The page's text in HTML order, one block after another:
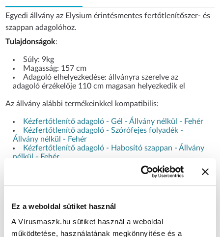
Ez a weboldal sütiket használ
A Vírusmaszk.hu sütiket használ a weboldal
működtetése, használatának megkönnyítése és a
Egyedi állvány az Elysium érintésmentes fertőtlenítőszer- és
szappan adagolóhoz.
Tulajdonságok:
Súly: 9kg
Magasság: 157 cm
Adagoló elhelyezkedése: állványra szerelve az
adagoló érzékelője 110 cm magasan helyezkedik el
Az állvány alábbi termékeinkkel kompatibilis:
Kézfertőtlenítő adagoló - Gél - Állvány nélkül - Fehér
Kézfertőtlenítő adagoló - Szórófejes folyadék -
Állvány nélkül - Fehér
Kézfertőtlenítő adagoló - Habosító szappan - Állvány
nélkül - Fehér
Kézfertőtlenítő adagoló - Gél - Állvánnyal - Fehér
Kézfertőtlenítő adagoló - Szórófejes folyadék -
CÍMKÉK